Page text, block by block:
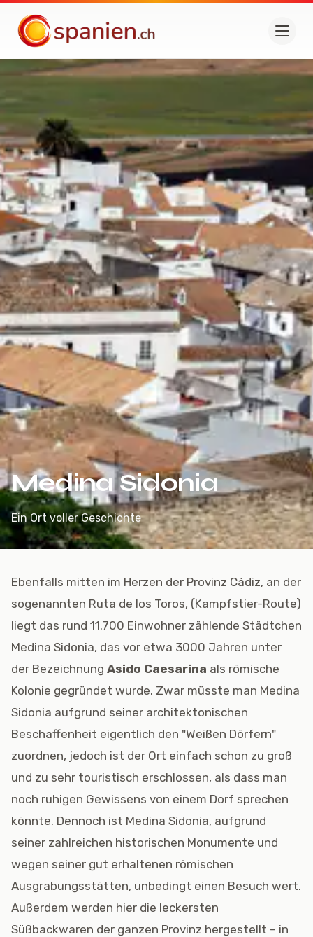
spanien.ch
Medina Sidonia
Ein Ort voller Geschichte
Ebenfalls mitten im Herzen der Provinz Cádiz, an der
sogenannten Ruta de los Toros, (Kampfstier-Route)
liegt das rund 11.700 Einwohner zählende Städtchen
Medina Sidonia, das vor etwa 3000 Jahren unter
der Bezeichnung Asido Caesarina als römische
Kolonie gegründet wurde. Zwar müsste man Medina
Sidonia aufgrund seiner architektonischen
Beschaffenheit eigentlich den "Weißen Dörfern"
zuordnen, jedoch ist der Ort einfach schon zu groß
und zu sehr touristisch erschlossen, als dass man
noch ruhigen Gewissens von einem Dorf sprechen
könnte. Dennoch ist Medina Sidonia, aufgrund
seiner zahlreichen historischen Monumente und
wegen seiner gut erhaltenen römischen
Ausgrabungsstätten, unbedingt einen Besuch wert.
Außerdem werden hier die leckersten
Süßbackwaren der ganzen Provinz hergestellt – in